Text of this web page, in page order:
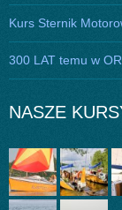
Kurs Sternik
300 LAT temu w
NASZE